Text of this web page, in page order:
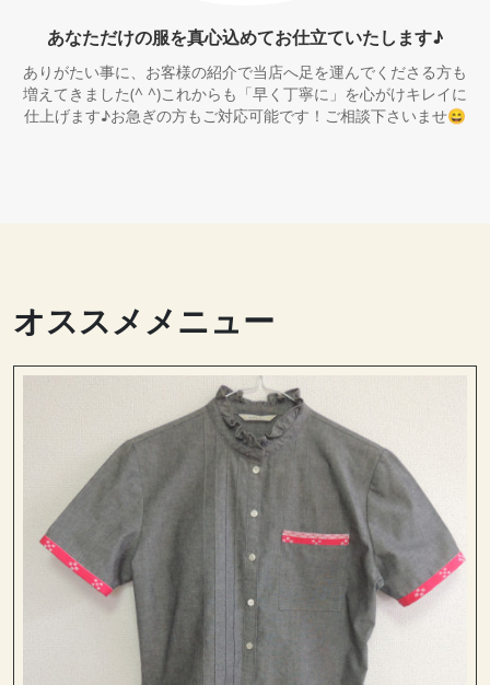
あなただけの服を真心込めてお仕立ていたします♪
ありがたい事に、お客様の紹介で当店へ足を運んでくださる方も
増えてきました(^ ^)これからも「早く丁寧に」を心がけキレイに
仕上げます♪お急ぎの方もご対応可能です！ご相談下さいませ😄
オススメメニュー